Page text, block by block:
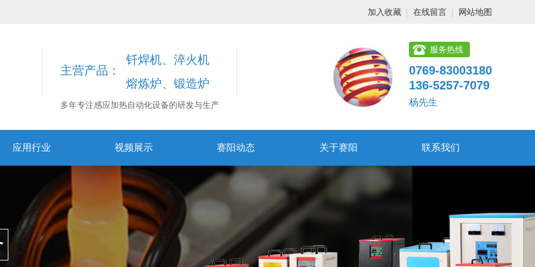
加入收藏 在线留言 网站地图
主营产品：
钎焊机、淬火机
熔炼炉、锻造炉
多年专注感应加热自动化设备的研发与生产
服务热线
0769-83003180
136-5257-7079
杨先生
应用行业 视频展示 赛阳动态 关于赛阳 联系我们